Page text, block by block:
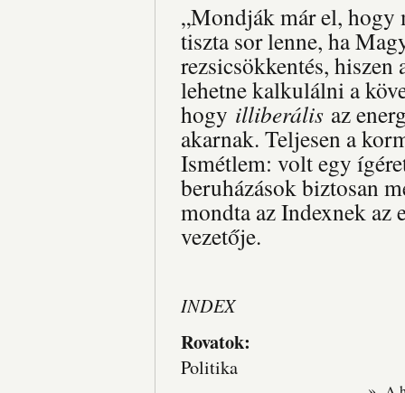
„Mondják már el, hogy
tiszta sor lenne, ha
rezsicsökkentés,
lehetne kalkulálni a
hogy illiberális az
akarnak. Teljesen a
Ismétlem: volt egy
beruházások biztosan
mondta az Indexnek az
vezetője.
INDEX
Rovatok:
Politika